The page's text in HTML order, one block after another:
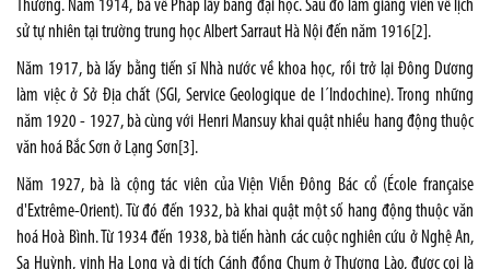
Thương. Năm 1914, bà về Pháp lấy bằng đại học. Sau đó làm giảng viên về lịch
sử tự nhiên tạitrường trung học Albert Sarraut Hà Nội đến năm 1916 [2] .
Năm 1917, bà lấy bằng tiến sĩ Nhà nước về khoa học, rồi trở lại Đông Dương
làm việc ở Sở Địa chất (SGI, Service Geologique de l´Indochine). Trong những
năm 1920 - 1927, bà cùng với Henri Mansuykhai quật nhiều hang động thuộc
văn hoá Bắc Sơn ở Lạng Sơn [3] .
Năm 1927, bà là cộng tác viên củaViện Viễn Đông Bác cổ (École française
d'Extrême-Orient). Từ đó đến 1932, bà khai quật một số hang động thuộc văn
hoá Hoà Bình. Từ 1934 đến 1938, bà tiến hành các cuộc nghiên cứu ở Nghệ An,
Sa Huỳnh, vịnh Hạ Long và di tích Cánh đồng Chum ở Thượng Lào, được coi là